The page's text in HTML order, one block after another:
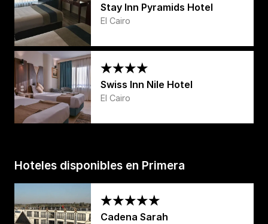
Stay Inn Pyramids Hotel
El Cairo
Swiss Inn Nile Hotel
El Cairo
Hoteles disponibles en Primera
Cadena Sarah